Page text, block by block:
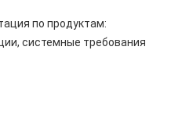
по продуктам:
системные требования